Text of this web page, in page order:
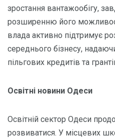
зростання вантажообігу,
розширенню його
влада активно підтримує
середнього бізнесу,
пільгових кредитів та
Освітні новини Одеси
Освітній сектор Одеси
розвиватися. У місцевих